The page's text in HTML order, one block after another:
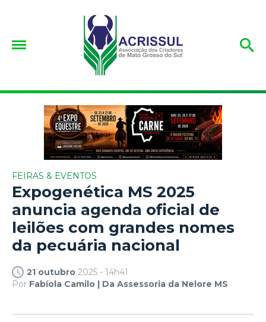
FEIRAS & EVENTOS
Expogenética MS 2025
anuncia agenda oficial de
leilões com grandes nomes
da pecuária nacional
21 outubro 2025 - 14h41
Por Fabíola Camilo | Da Assessoria da Nelore MS